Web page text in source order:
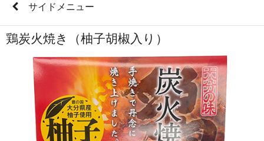
サイドメニュー
鶏炭火焼き（柚子胡椒入り）